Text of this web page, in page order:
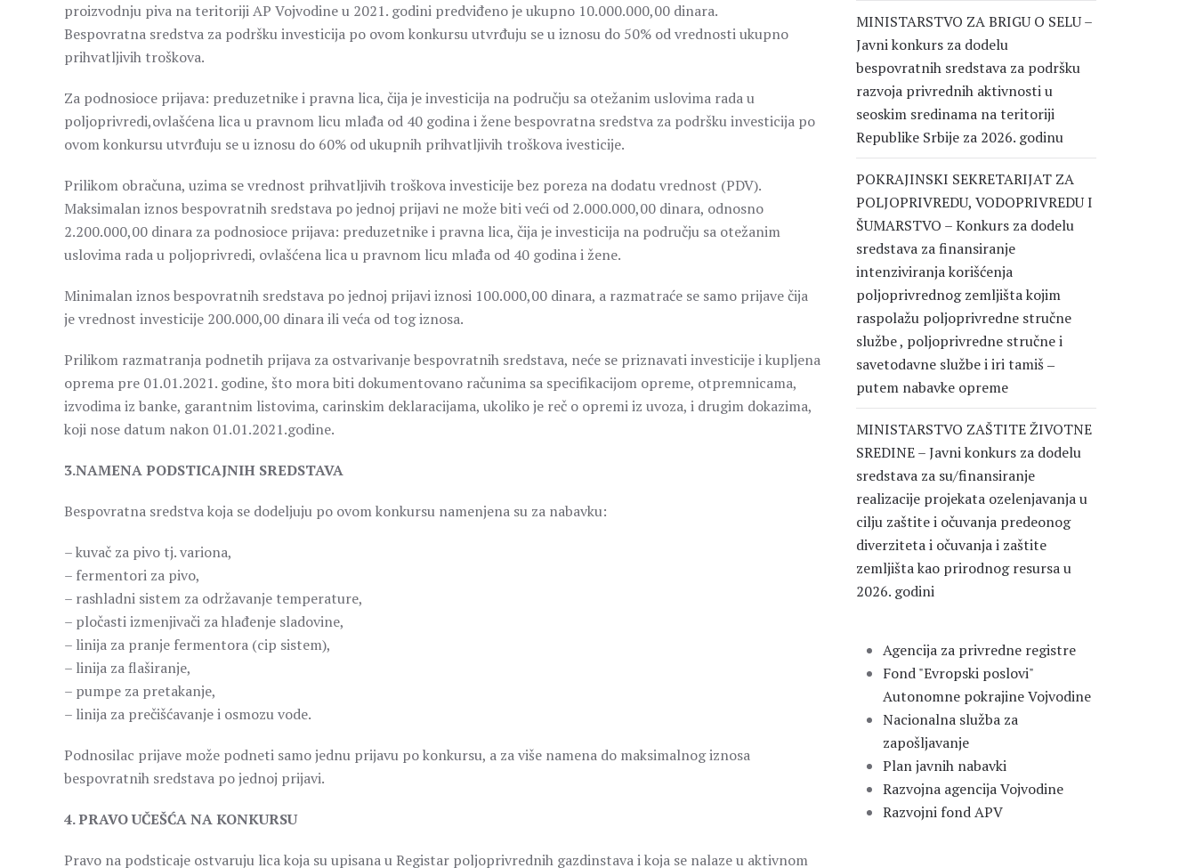
proizvodnju piva na teritoriji AP Vojvodine u 2021. godini predviđeno je ukupno 10.000.000,00 dinara.
Bespovratna sredstva za podršku investicija po ovom konkursu utvrđuju se u iznosu do 50% od vrednosti ukupno
prihvatljivih troškova.
Za podnosioce prijava: preduzetnike i pravna lica, čija je investicija na području sa otežanim uslovima rada u
poljoprivredi,ovlašćena lica u pravnom licu mlađa od 40 godina i žene bespovratna sredstva za podršku investicija po
ovom konkursu utvrđuju se u iznosu do 60% od ukupnih prihvatljivih troškova ivesticije.
Prilikom obračuna, uzima se vrednost prihvatljivih troškova investicije bez poreza na dodatu vrednost (PDV).
Maksimalan iznos bespovratnih sredstava po jednoj prijavi ne može biti veći od 2.000.000,00 dinara, odnosno
2.200.000,00 dinara za podnosioce prijava: preduzetnike i pravna lica, čija je investicija na području sa otežanim
uslovima rada u poljoprivredi, ovlašćena lica u pravnom licu mlađa od 40 godina i žene.
Minimalan iznos bespovratnih sredstava po jednoj prijavi iznosi 100.000,00 dinara, a razmatraće se samo prijave čija
je vrednost investicije 200.000,00 dinara ili veća od tog iznosa.
Prilikom razmatranja podnetih prijava za ostvarivanje bespovratnih sredstava, neće se priznavati investicije i kupljena
oprema pre 01.01.2021. godine, što mora biti dokumentovano računima sa specifikacijom opreme, otpremnicama,
izvodima iz banke, garantnim listovima, carinskim deklaracijama, ukoliko je reč o opremi iz uvoza, i drugim dokazima,
koji nose datum nakon 01.01.2021.godine.
3.NAMENA PODSTICAJNIH SREDSTAVA
Bespovratna sredstva koja se dodeljuju po ovom konkursu namenjena su za nabavku:
– kuvač za pivo tj. variona,
– fermentori za pivo,
– rashladni sistem za održavanje temperature,
– pločasti izmenjivači za hlađenje sladovine,
– linija za pranje fermentora (cip sistem),
– linija za flaširanje,
– pumpe za pretakanje,
– linija za prečišćavanje i osmozu vode.
Podnosilac prijave može podneti samo jednu prijavu po konkursu, a za više namena do maksimalnog iznosa
bespovratnih sredstava po jednoj prijavi.
4. PRAVO UČEŠĆA NA KONKURSU
Pravo na podsticaje ostvaruju lica koja su upisana u Registar poljoprivrednih gazdinstava i koja se nalaze u aktivnom
MINISTARSTVO ZA BRIGU O SELU –
Javni konkurs za dodelu
bespovratnih sredstava za podršku
razvoja privrednih aktivnosti u
seoskim sredinama na teritoriji
Republike Srbije za 2026. godinu
POKRAJINSKI SEKRETARIJAT ZA
POLJOPRIVREDU, VODOPRIVREDU I
ŠUMARSTVO – Konkurs za dodelu
sredstava za finansiranje
intenziviranja korišćenja
poljoprivrednog zemljišta kojim
raspolažu poljoprivredne stručne
službe , poljoprivredne stručne i
savetodavne službe i iri tamiš ‒
putem nabavke opreme
MINISTARSTVO ZAŠTITE ŽIVOTNE
SREDINE – Javni konkurs za dodelu
sredstava za su/finansiranje
realizacije projekata ozelenjavanja u
cilju zaštite i očuvanja predeonog
diverziteta i očuvanja i zaštite
zemljišta kao prirodnog resursa u
2026. godini
Agencija za privredne registre
Fond "Evropski poslovi"
Autonomne pokrajine Vojvodine
Nacionalna služba za
zapošljavanje
Plan javnih nabavki
Razvojna agencija Vojvodine
Razvojni fond APV